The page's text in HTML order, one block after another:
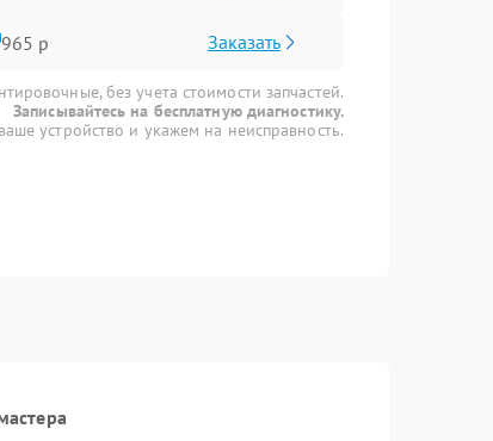
965 р Заказать
без учета стоимости запчастей.
Записывайтесь на бесплатную диагностику.
устройство и укажем на неисправность.